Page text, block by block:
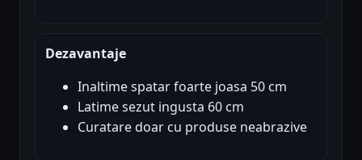
Dezavantaje
Inaltime spatar foarte joasa 50 cm
Latime sezut ingusta 60 cm
Curatare doar cu produse neabrazive